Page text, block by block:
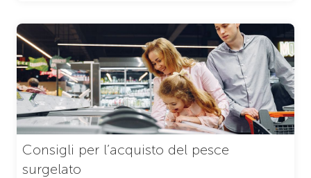
Consigli per l’acquisto del pesce
surgelato